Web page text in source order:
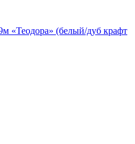
«Теодора» (белый/дуб крафт